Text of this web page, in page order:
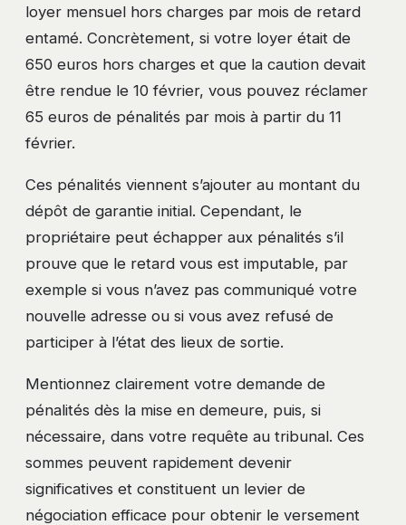
loyer mensuel hors charges par mois de retard
entamé. Concrètement, si votre loyer était de
650 euros hors charges et que la caution devait
être rendue le 10 février, vous pouvez réclamer
65 euros de pénalités par mois à partir du 11
février.
Ces pénalités viennent s’ajouter au montant du
dépôt de garantie initial. Cependant, le
propriétaire peut échapper aux pénalités s’il
prouve que le retard vous est imputable, par
exemple si vous n’avez pas communiqué votre
nouvelle adresse ou si vous avez refusé de
participer à l’état des lieux de sortie.
Mentionnez clairement votre demande de
pénalités dès la mise en demeure, puis, si
nécessaire, dans votre requête au tribunal. Ces
sommes peuvent rapidement devenir
significatives et constituent un levier de
négociation efficace pour obtenir le versement